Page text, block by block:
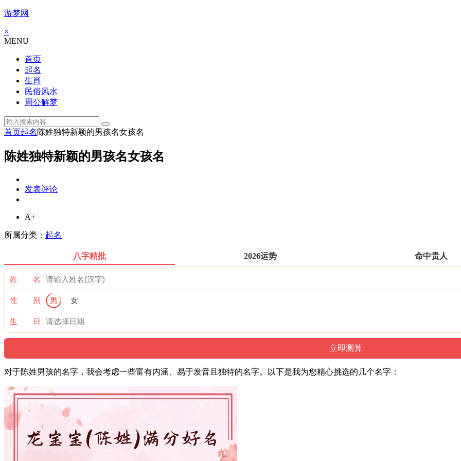
游梦网
×
MENU
首页
起名
生肖
民俗风水
周公解梦
首页起名 陈姓独特新颖的男孩名女孩名
陈姓独特新颖的男孩名女孩名
发表评论
A+
所属分类： 起名
八字精批 2026运势 命中贵人
姓 名
性 别 男 女
生 日
对于陈姓男孩的名字，我会考虑一些富有内涵、易于发音且独特的名字。以下是我为您精心挑选的几个名字：